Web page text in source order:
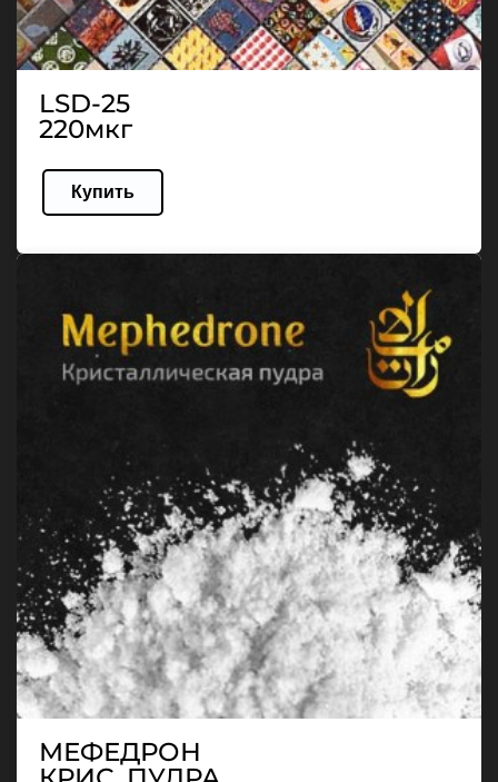
LSD-25
220мкг
Купить
МЕФЕДРОН